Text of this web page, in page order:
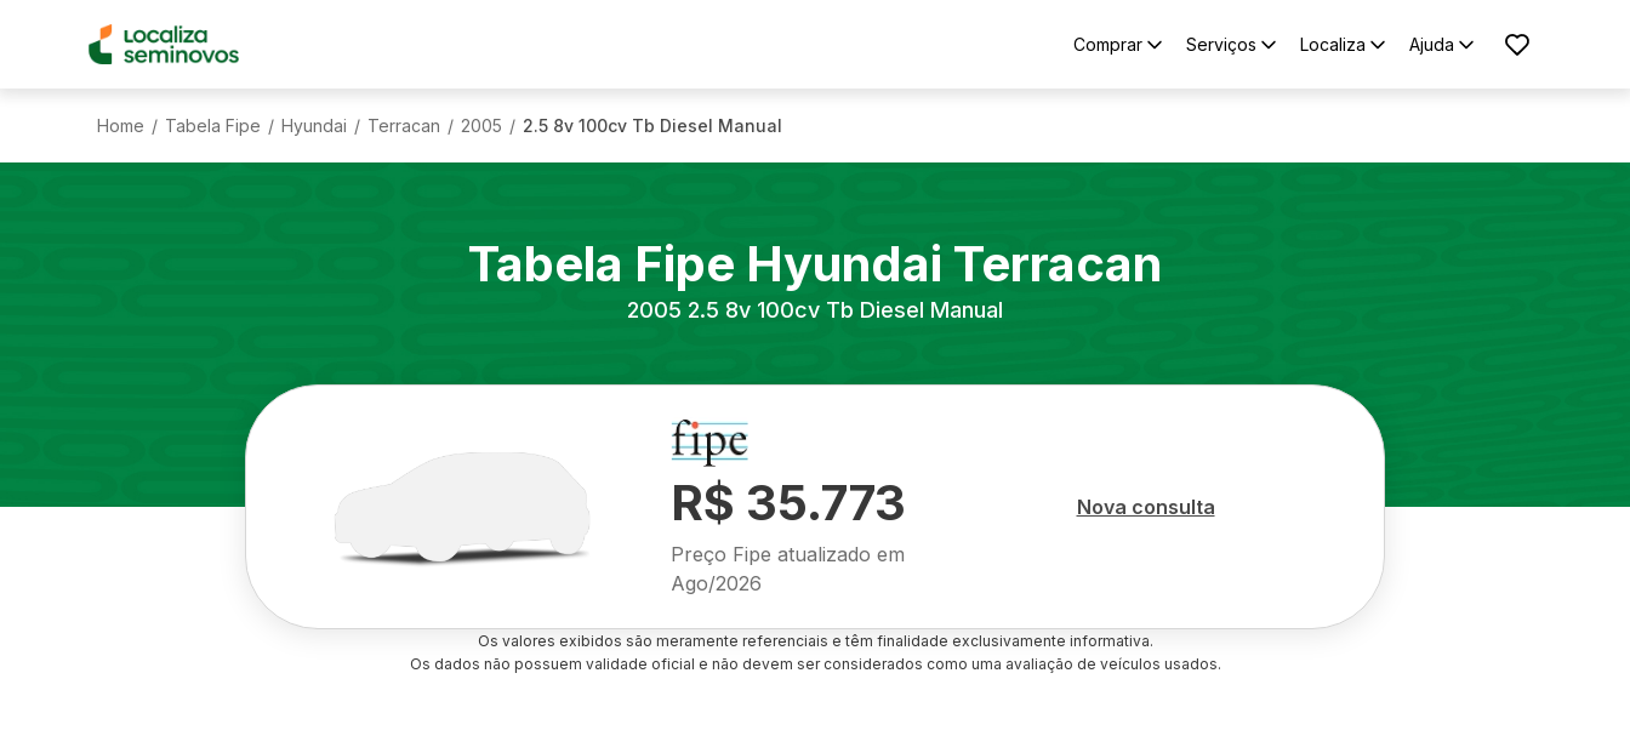
Comprar Serviços Localiza Ajuda
Home / Tabela Fipe / Hyundai / Terracan / 2005 / 2.5 8v 100cv Tb Diesel Manual
Tabela Fipe Hyundai Terracan
2005 2.5 8v 100cv Tb Diesel Manual
R$ 35.773
Preço Fipe atualizado em
Ago/2026
Nova consulta
Os valores exibidos são meramente referenciais e têm finalidade exclusivamente informativa.
Os dados não possuem validade oficial e não devem ser considerados como uma avaliação de veículos usados.